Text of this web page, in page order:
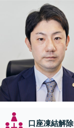
口座凍結解除